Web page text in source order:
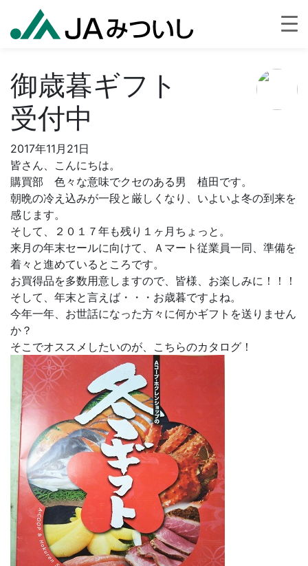
御歳暮ギフト
受付中
2017年11月21日
皆さん、こんにちは。
購買部 色々な意味でクセのある男 植田です。
朝晩の冷え込みが一段と厳しくなり、いよいよ冬の到来を
感じます。
そして、２０１７年も残り１ヶ月ちょっと。
来月の年末セールに向けて、Ａマート従業員一同、準備を
着々と進めているところです。
お買得品を多数用意しますので、皆様、お楽しみに！！！
そして、年末と言えば・・・お歳暮ですよね。
今年一年、お世話になった方々に何かギフトを送りません
か？
そこでオススメしたいのが、こちらのカタログ！